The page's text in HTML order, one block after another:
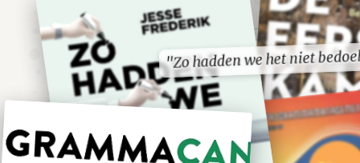
"Zo hadden we het niet
"Zo hadden we het niet